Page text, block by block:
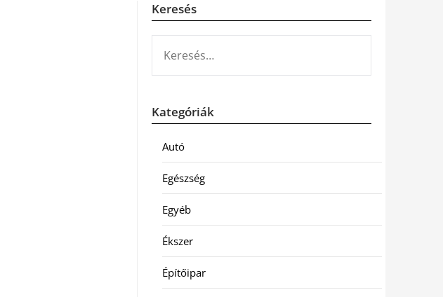
Keresés
Kategóriák
Autó
Egészség
Egyéb
Ékszer
Építőipar